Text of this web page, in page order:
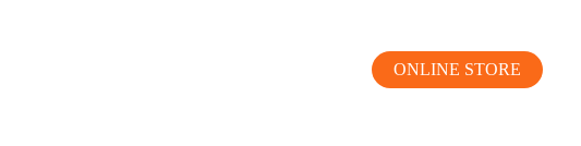
ONLINE STORE